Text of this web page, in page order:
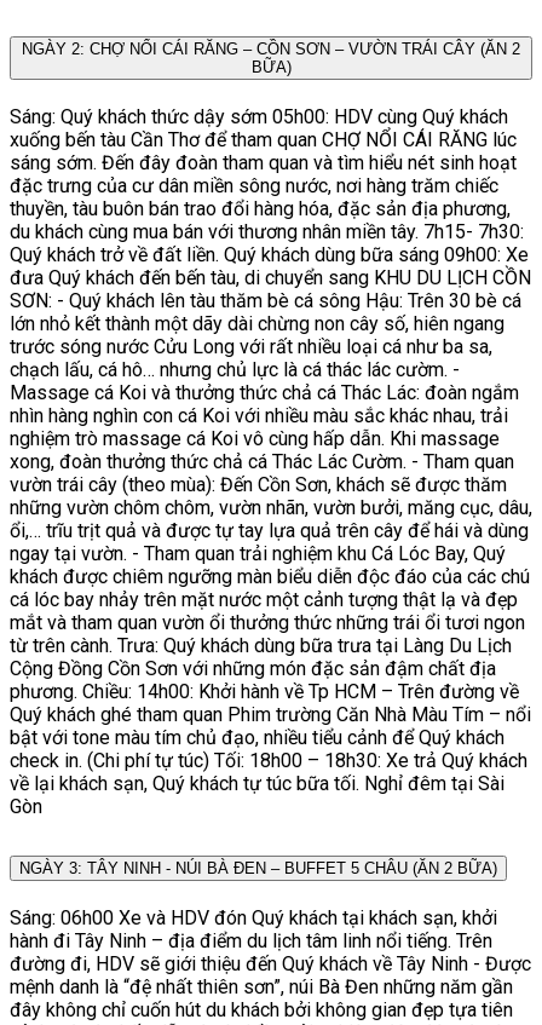
NGÀY 2: CHỢ NỔI CÁI RĂNG – CỒN SƠN – VƯỜN TRÁI CÂY (ĂN 2
BỮA)
Sáng: Quý khách thức dậy sớm 05h00: HDV cùng Quý khách
xuống bến tàu Cần Thơ để tham quan CHỢ NỔI CÁI RĂNG lúc
sáng sớm. Đến đây đoàn tham quan và tìm hiểu nét sinh hoạt
đặc trưng của cư dân miền sông nước, nơi hàng trăm chiếc
thuyền, tàu buôn bán trao đổi hàng hóa, đặc sản địa phương,
du khách cùng mua bán với thương nhân miền tây. 7h15- 7h30:
Quý khách trở về đất liền. Quý khách dùng bữa sáng 09h00: Xe
đưa Quý khách đến bến tàu, di chuyển sang KHU DU LỊCH CỒN
SƠN: - Quý khách lên tàu thăm bè cá sông Hậu: Trên 30 bè cá
lớn nhỏ kết thành một dãy dài chừng non cây số, hiên ngang
trước sóng nước Cửu Long với rất nhiều loại cá như ba sa,
chạch lấu, cá hô… nhưng chủ lực là cá thác lác cườm. -
Massage cá Koi và thưởng thức chả cá Thác Lác: đoàn ngắm
nhìn hàng nghìn con cá Koi với nhiều màu sắc khác nhau, trải
nghiệm trò massage cá Koi vô cùng hấp dẫn. Khi massage
xong, đoàn thưởng thức chả cá Thác Lác Cườm. - Tham quan
vườn trái cây (theo mùa): Đến Cồn Sơn, khách sẽ được thăm
những vườn chôm chôm, vườn nhãn, vườn bưởi, măng cục, dâu,
ổi,… trĩu trịt quả và được tự tay lựa quả trên cây để hái và dùng
ngay tại vườn. - Tham quan trải nghiệm khu Cá Lóc Bay, Quý
khách được chiêm ngưỡng màn biểu diễn độc đáo của các chú
cá lóc bay nhảy trên mặt nước một cảnh tượng thật lạ và đẹp
mắt và tham quan vườn ổi thưởng thức những trái ổi tươi ngon
từ trên cành. Trưa: Quý khách dùng bữa trưa tại Làng Du Lịch
Cộng Đồng Cồn Sơn với những món đặc sản đậm chất địa
phương. Chiều: 14h00: Khởi hành về Tp HCM – Trên đường về
Quý khách ghé tham quan Phim trường Căn Nhà Màu Tím – nổi
bật với tone màu tím chủ đạo, nhiều tiểu cảnh để Quý khách
check in. (Chi phí tự túc) Tối: 18h00 – 18h30: Xe trả Quý khách
về lại khách sạn, Quý khách tự túc bữa tối. Nghỉ đêm tại Sài
Gòn
NGÀY 3: TÂY NINH - NÚI BÀ ĐEN – BUFFET 5 CHÂU (ĂN 2 BỮA)
Sáng: 06h00 Xe và HDV đón Quý khách tại khách sạn, khởi
hành đi Tây Ninh – địa điểm du lịch tâm linh nổi tiếng. Trên
đường đi, HDV sẽ giới thiệu đến Quý khách về Tây Ninh - Được
mệnh danh là “đệ nhất thiên sơn”, núi Bà Đen những năm gần
đây không chỉ cuốn hút du khách bởi không gian đẹp tựa tiên